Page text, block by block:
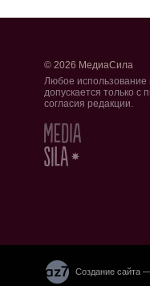
© 2026 МедиаСила
Любое использование
допускается только с
согласия редакции.
Создание сайта